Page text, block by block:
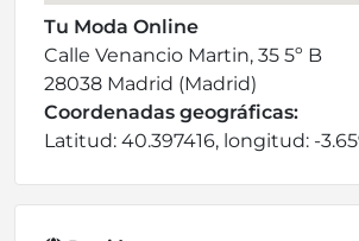
Tu Moda Online
Calle Venancio Martin, 35 5º B
28038 Madrid (Madrid)
Coordenadas geográficas:
Latitud: 40.397416, longitud: -